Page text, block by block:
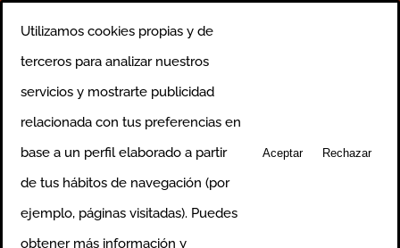
Utilizamos cookies propias y de
terceros para analizar nuestros
servicios y mostrarte publicidad
relacionada con tus preferencias en
base a un perfil elaborado a partir
de tus hábitos de navegación (por
ejemplo, páginas visitadas). Puedes
obtener más información y
Aceptar Rechazar